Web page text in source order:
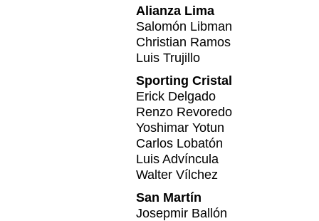
Alianza Lima
Salomón Libman
Christian Ramos
Luis Trujillo
Sporting Cristal
Erick Delgado
Renzo Revoredo
Yoshimar Yotun
Carlos Lobatón
Luis Advíncula
Walter Vílchez
San Martín
Josepmir Ballón